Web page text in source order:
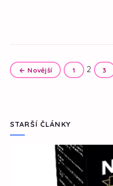
← Novější 1 2 3
STARŠÍ ČLÁNKY